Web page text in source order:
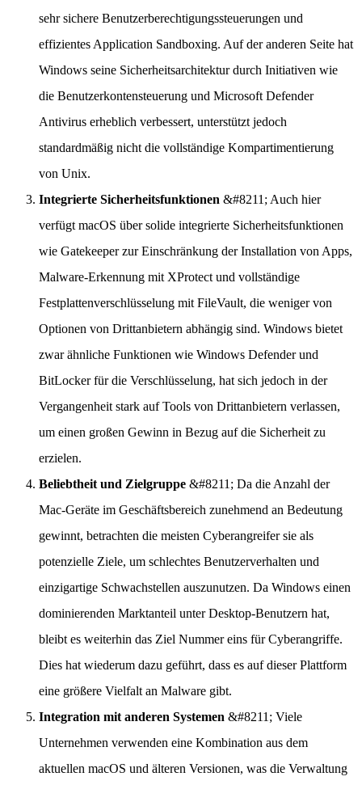
sehr sichere Benutzerberechtigungssteuerungen und
effizientes Application Sandboxing. Auf der anderen Seite hat
Windows seine Sicherheitsarchitektur durch Initiativen wie
die Benutzerkontensteuerung und Microsoft Defender
Antivirus erheblich verbessert, unterstützt jedoch
standardmäßig nicht die vollständige Kompartimentierung
von Unix.
Integrierte Sicherheitsfunktionen &#8211; Auch hier
verfügt macOS über solide integrierte Sicherheitsfunktionen
wie Gatekeeper zur Einschränkung der Installation von Apps,
Malware-Erkennung mit XProtect und vollständige
Festplattenverschlüsselung mit FileVault, die weniger von
Optionen von Drittanbietern abhängig sind. Windows bietet
zwar ähnliche Funktionen wie Windows Defender und
BitLocker für die Verschlüsselung, hat sich jedoch in der
Vergangenheit stark auf Tools von Drittanbietern verlassen,
um einen großen Gewinn in Bezug auf die Sicherheit zu
erzielen.
Beliebtheit und Zielgruppe &#8211; Da die Anzahl der
Mac-Geräte im Geschäftsbereich zunehmend an Bedeutung
gewinnt, betrachten die meisten Cyberangreifer sie als
potenzielle Ziele, um schlechtes Benutzerverhalten und
einzigartige Schwachstellen auszunutzen. Da Windows einen
dominierenden Marktanteil unter Desktop-Benutzern hat,
bleibt es weiterhin das Ziel Nummer eins für Cyberangriffe.
Dies hat wiederum dazu geführt, dass es auf dieser Plattform
eine größere Vielfalt an Malware gibt.
Integration mit anderen Systemen &#8211; Viele
Unternehmen verwenden eine Kombination aus dem
aktuellen macOS und älteren Versionen, was die Verwaltung